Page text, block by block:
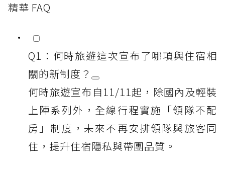
精華 FAQ
Q1：何時旅遊這次宣布了哪項與住宿相
關的新制度？
何時旅遊宣布自11/11起，除國內及輕裝
上陣系列外，全線行程實施「領隊不配
房」制度，未來不再安排領隊與旅客同
住，提升住宿隱私與帶團品質。